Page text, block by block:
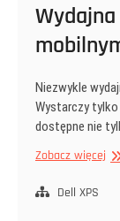
Niezwykle
Wystarczy tylko
dostępne nie
Zobacz więcej
Dell XPS